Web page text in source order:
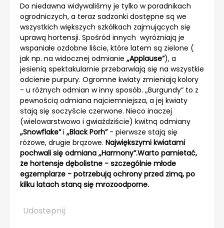
Do niedawna widywaliśmy je tylko w poradnikach
ogrodniczych, a teraz sadzonki dostępne są we
wszystkich większych szkółkach zajmujących się
uprawą hortensji. Spośród innych wyróżniają je
wspaniałe ozdobne liście, które latem są zielone (
jak np. na widocznej odmianie „Applause”), a
jesienią spektakularnie przebarwiają się na wszystkie
odcienie purpury. Ogromne kwiaty zmieniają kolory
- u różnych odmian w inny sposób. „Burgundy” to z
pewnością odmiana najciemniejsza, a jej kwiaty
stają się soczyście czerwone. Nieco inaczej
(wielowarstwowo i gwiaździście) kwitną odmiany
„Snowflake”i „Black Porh”- pierwsze stają się
różowe, drugie brązowe. Największymi kwiatami
pochwali się odmiana „Harmony”.Warto pamietać,
że hortensje dębolistne - szczególnie młode
egzemplarze - potrzebują ochrony przed zimą, po
kilku latach staną się mrozoodporne.
Udostepnij: